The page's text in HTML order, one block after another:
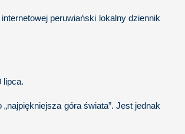
peruwiański lokalny dziennik
lipca.
góra świata”. Jest jednak